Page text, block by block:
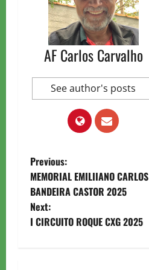
AF Carlos Carvalho
See author's posts
P
o
s
Previous:
MEMORIAL EMILIIANO CARLOS
BANDEIRA CASTOR 2025
Next:
I CIRCUITO ROQUE CXG 2025